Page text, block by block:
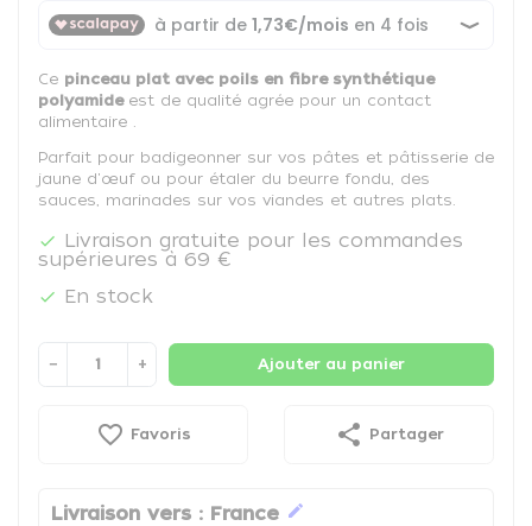
Ce pinceau plat avec poils en fibre synthétique
polyamide est de qualité agrée pour un contact
alimentaire .
Parfait pour badigeonner sur vos pâtes et pâtisserie de
jaune d'œuf ou pour étaler du beurre fondu, des
sauces, marinades sur vos viandes et autres plats.

Livraison gratuite pour les commandes
supérieures à 69 €
 En stock
− + Ajouter au panier
favorite_border Favoris share Partager
Livraison vers : France edit